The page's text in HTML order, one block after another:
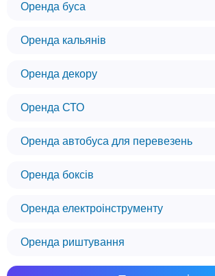
Оренда буса
Оренда кальянів
Оренда декору
Оренда СТО
Оренда автобуса для перевезень
Оренда боксів
Оренда електроінструменту
Оренда риштування